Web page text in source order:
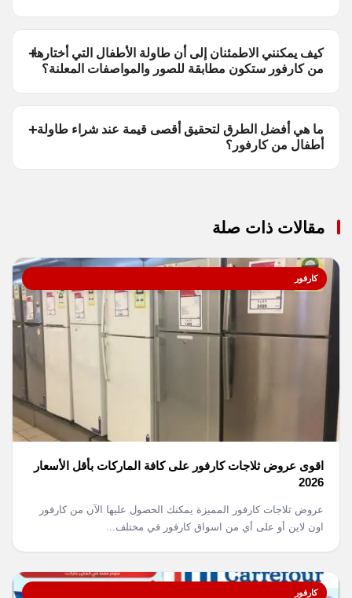
كيف يمكنني الاطمئنان إلى أن طاولة الأطفال التي أختارها
من كارفور ستكون مطابقة للصور والمواصفات المعلنة؟
ما هي أفضل الطرق لتحقيق أقصى قيمة عند شراء طاولة
أطفال من كارفور؟
مقالات ذات صلة
كارفور
اقوى عروض ثلاجات كارفور على كافة الماركات بأقل الأسعار
2026
عروض ثلاجات كارفور المميزة يمكنك الحصول عليها الآن من كارفور
اون لاين أو على أي من اسواق كارفور في مختلف...
كارفور